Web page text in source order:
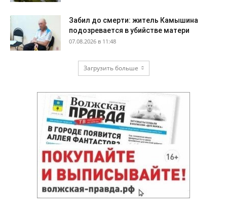
Забил до смерти: житель Камышина
подозревается в убийстве матери
07.08.2026 в 11:48
Загрузить больше